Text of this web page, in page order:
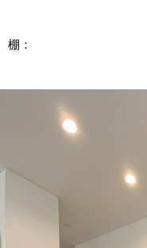
棚：